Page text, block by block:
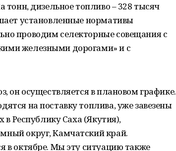
дизельное топливо – 328 тысяч
установленные нормативы
проводим селекторные совещания с
железными дорогами» и с
он осуществляется в плановом графике.
на поставку топлива, уже завезены
в Республику Саха (Якутия),
округ, Камчатский край.
в октябре. Мы эту ситуацию также